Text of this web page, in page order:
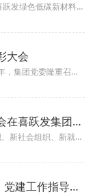
6月8日临汾市委组织部副部长一行莅临喜跃发绿色低碳新材料产业园，专项调研非公企业党建工作，实地考察企业党建引领、科技创新...
大会
7月18日，为庆祝中国共产党成立102周年，集团党委隆重召开优秀党员表彰大会，表彰在各项工作和建设中涌现出来的优秀共产党...
阳曲县两新组织党建工作推进会在喜跃发集团顺利召开
党的二十大报告指出，要加强新经济组织、新社会组织、新就业群体党的建设。为了深入学习贯彻党的二十大精神以及全面推进全年“两...
晋源区“两企三新”党组织书记、党建工作指导员培训班一行莅临喜